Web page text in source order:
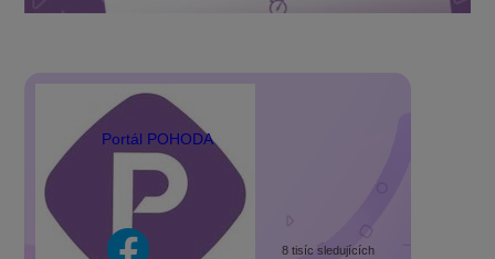
Portál POHODA
8 tisíc sledujících